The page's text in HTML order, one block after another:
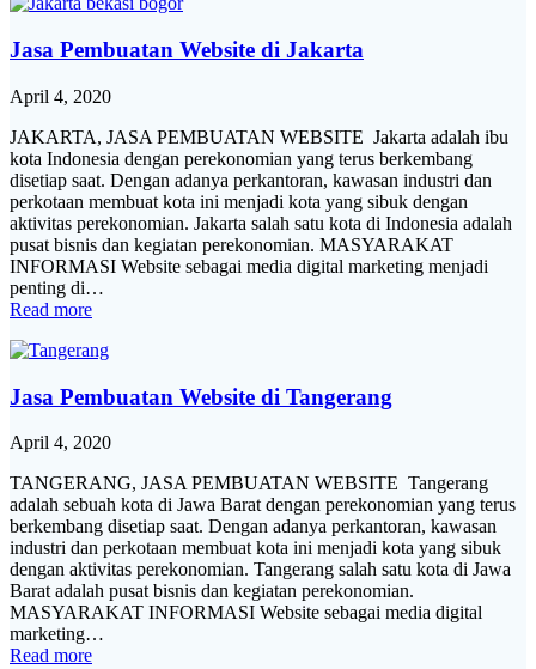
Jasa Pembuatan Website di Jakarta
April 4, 2020
JAKARTA, JASA PEMBUATAN WEBSITE Jakarta adalah ibu
kota Indonesia dengan perekonomian yang terus berkembang
disetiap saat. Dengan adanya perkantoran, kawasan industri dan
perkotaan membuat kota ini menjadi kota yang sibuk dengan
aktivitas perekonomian. Jakarta salah satu kota di Indonesia adalah
pusat bisnis dan kegiatan perekonomian. MASYARAKAT
INFORMASI Website sebagai media digital marketing menjadi
penting di…
Read more
Jasa Pembuatan Website di Tangerang
April 4, 2020
TANGERANG, JASA PEMBUATAN WEBSITE Tangerang
adalah sebuah kota di Jawa Barat dengan perekonomian yang terus
berkembang disetiap saat. Dengan adanya perkantoran, kawasan
industri dan perkotaan membuat kota ini menjadi kota yang sibuk
dengan aktivitas perekonomian. Tangerang salah satu kota di Jawa
Barat adalah pusat bisnis dan kegiatan perekonomian.
MASYARAKAT INFORMASI Website sebagai media digital
marketing…
Read more